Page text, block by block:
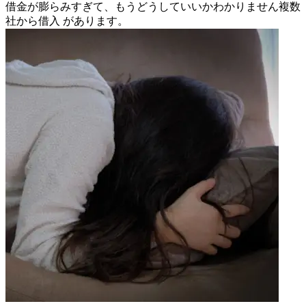
借金が膨らみすぎて、もうどうしていいかわかりません複数
社から借入 があります。